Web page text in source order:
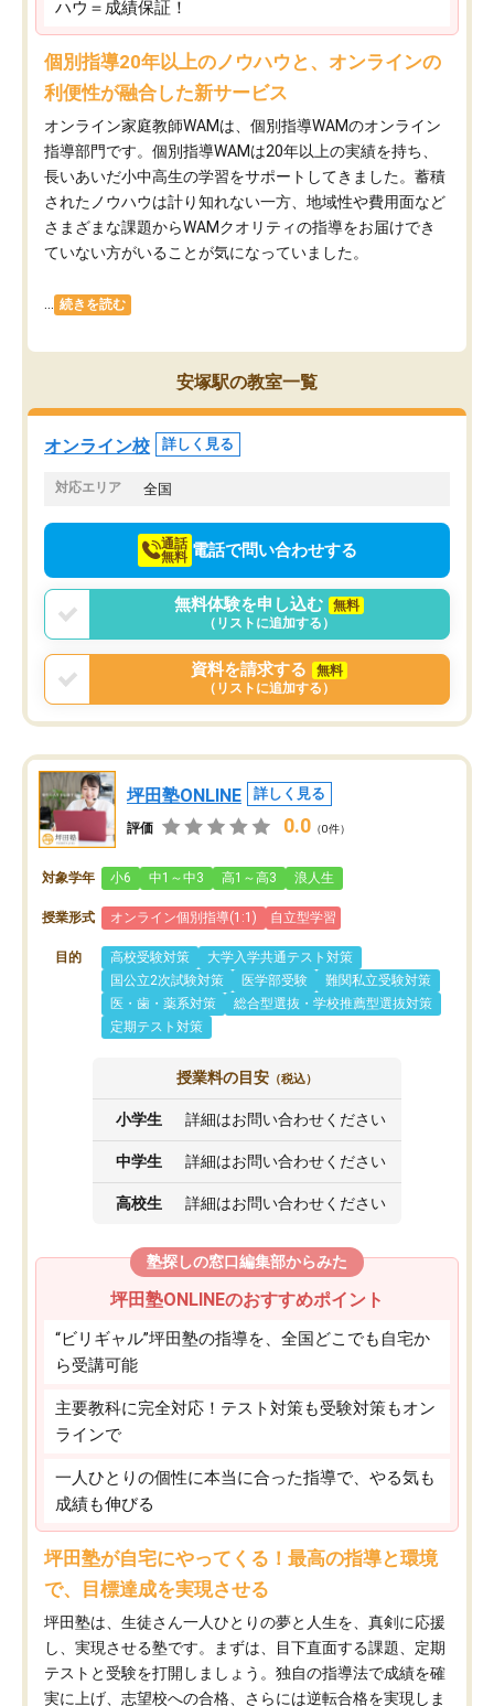
ハウ＝成績保証！
個別指導20年以上のノウハウと、オンラインの
利便性が融合した新サービス
オンライン家庭教師WAMは、個別指導WAMのオンライン
指導部門です。個別指導WAMは20年以上の実績を持ち、
長いあいだ小中高生の学習をサポートしてきました。蓄積
されたノウハウは計り知れない一方、地域性や費用面など
さまざまな課題からWAMクオリティの指導をお届けでき
ていない方がいることが気になっていました。
続きを読む
安塚駅の教室一覧
オンライン校 詳しく見る
対応エリア 全国
通話
無料 電話で問い合わせする
無料体験を申し込む
無料
（リストに追加する）
資料を請求する
無料
（リストに追加する）
坪田塾ONLINE 詳しく見る
評価 0.0 （0件）
対象学年 小6 中1～中3 高1～高3 浪人生
授業形式 オンライン個別指導(1:1) 自立型学習
目的 高校受験対策
大学入学共通テスト対策
国公立2次試験対策
医学部受験
難関私立受験対策
医・歯・薬系対策
総合型選抜・学校推薦型選抜対策
定期テスト対策
授業料の目安 （税込）
小学生 詳細はお問い合わせください
中学生 詳細はお問い合わせください
高校生 詳細はお問い合わせください
塾探しの窓口編集部からみた
坪田塾ONLINEのおすすめポイント
“ビリギャル”坪田塾の指導を、全国どこでも自宅か
ら受講可能
主要教科に完全対応！テスト対策も受験対策もオン
ラインで
一人ひとりの個性に本当に合った指導で、やる気も
成績も伸びる
坪田塾が自宅にやってくる！最高の指導と環境
で、目標達成を実現させる
坪田塾は、生徒さん一人ひとりの夢と人生を、真剣に応援
し、実現させる塾です。まずは、目下直面する課題、定期
テストと受験を打開しましょう。独自の指導法で成績を確
実に上げ、志望校への合格、さらには逆転合格を実現しま